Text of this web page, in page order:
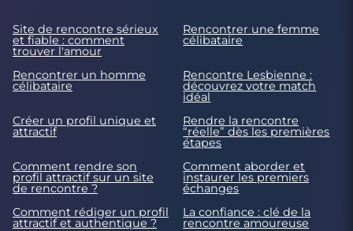
Site de rencontre sérieux
et fiable : comment
trouver l'amour
Rencontrer une femme
célibataire
Rencontrer un homme
célibataire
Rencontre Lesbienne :
découvrez votre match
idéal
Créer un profil unique et
attractif
Rendre la rencontre
“réelle” dès les premières
étapes
Comment rendre son
profil attractif sur un site
de rencontre ?
Comment aborder et
instaurer les premiers
échanges
Comment rédiger un profil
attractif et authentique ?
La confiance : clé de la
rencontre amoureuse